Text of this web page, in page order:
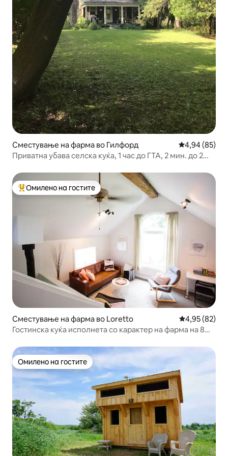
Сместување на фарма во Гилфорд Просечна
4,94 (85)
Приватна убава селска куќа, 1 час до ГТА, 2 мин. до 2
Меѓу најуспешните „Омилени на гостите“
Омилено на гостите
Сместување на фарма во Loretto Просечна
4,95 (82)
Гостинска куќа исполнета со карактер на фарма на 8
Омилено на гостите
Омилено на гостите